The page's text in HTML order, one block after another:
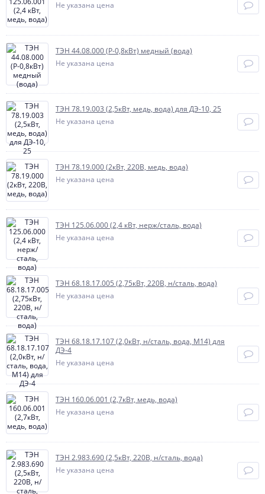
Не указана цена
ТЭН 44.08.000 (Р-0,8кВт) медный (вода)
Не указана цена
ТЭН 78.19.003 (2,5кВт, медь, вода) для ДЭ-10, 25
Не указана цена
ТЭН 78.19.000 (2кВт, 220В, медь, вода)
Не указана цена
ТЭН 125.06.000 (2,4 кВт, нерж/сталь, вода)
Не указана цена
ТЭН 68.18.17.005 (2,75кВт, 220В, н/сталь, вода)
Не указана цена
ТЭН 68.18.17.107 (2,0кВт, н/сталь, вода, М14) для
ДЭ-4
Не указана цена
ТЭН 160.06.001 (2,7кВт, медь, вода)
Не указана цена
ТЭН 2.983.690 (2,5кВт, 220В, н/сталь, вода)
Не указана цена